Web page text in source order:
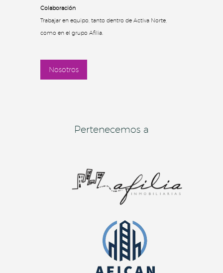
Colaboración
Trabajar en equipo, tanto dentro de Activa Norte,
como en el grupo Afilia.
Nosotros
Pertenecemos a